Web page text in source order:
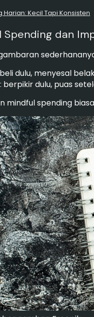
Harian: Kecil Tapi Konsisten
Spending dan
dulu, menyesal
: berpikir dulu, puas
spending